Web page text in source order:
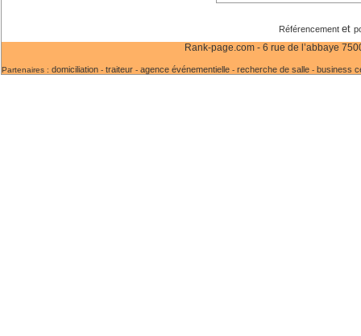
Référencement et
Rank-page.com - 6 rue de l’abbaye
Partenaires : domiciliation - traiteur - agence événementielle - recherche de salle - business